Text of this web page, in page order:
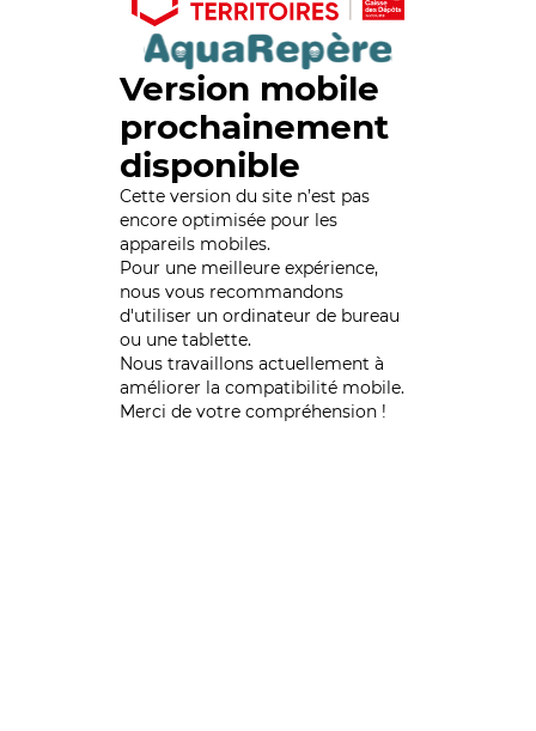
Version mobile
prochainement
disponible
Cette version du site n’est pas
encore optimisée pour les
appareils mobiles.
Pour une meilleure expérience,
nous vous recommandons
d'utiliser un ordinateur de bureau
ou une tablette.
Nous travaillons actuellement à
améliorer la compatibilité mobile.
Merci de votre compréhension !